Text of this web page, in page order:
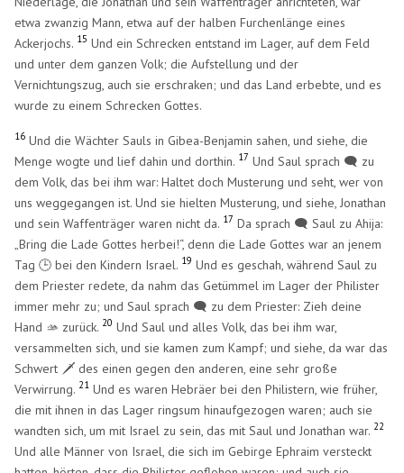
etwa zwanzig Mann, etwa auf der halben Furchenlänge eines
Ackerjochs. 15 Und ein Schrecken entstand im Lager, auf dem Feld
und unter dem ganzen Volk; die Aufstellung und der
Vernichtungszug, auch sie erschraken; und das Land erbebte, und es
wurde zu einem Schrecken Gottes.
16 Und die Wächter Sauls in Gibea-Benjamin sahen, und siehe, die
Menge wogte und lief dahin und dorthin. 17 Und Saul sprach 🗨️ zu
dem Volk, das bei ihm war: Haltet doch Musterung und seht, wer von
uns weggegangen ist. Und sie hielten Musterung, und siehe, Jonathan
und sein Waffenträger waren nicht da. 17 Da sprach 🗨️ Saul zu Ahija:
„Bring die Lade Gottes herbei!“, denn die Lade Gottes war an jenem
Tag 🕒 bei den Kindern Israel. 19 Und es geschah, während Saul zu
dem Priester redete, da nahm das Getümmel im Lager der Philister
immer mehr zu; und Saul sprach 🗨️ zu dem Priester: Zieh deine
Hand 🫴 zurück. 20 Und Saul und alles Volk, das bei ihm war,
versammelten sich, und sie kamen zum Kampf; und siehe, da war das
Schwert 🗡️ des einen gegen den anderen, eine sehr große
Verwirrung. 21 Und es waren Hebräer bei den Philistern, wie früher,
die mit ihnen in das Lager ringsum hinaufgezogen waren; auch sie
wandten sich, um mit Israel zu sein, das mit Saul und Jonathan war. 22
Und alle Männer von Israel, die sich im Gebirge Ephraim versteckt